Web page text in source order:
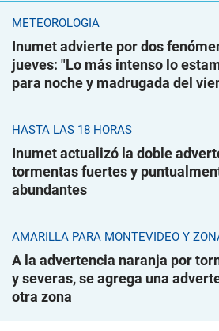
METEOROLOGÍA
Inumet advierte por dos
jueves: "Lo más intenso lo
para noche y madrugada del
HASTA LAS 18 HORAS
Inumet actualizó la doble
tormentas fuertes y
abundantes
AMARILLA PARA MONTEVIDEO Y
A la advertencia naranja por
y severas, se agrega una
otra zona